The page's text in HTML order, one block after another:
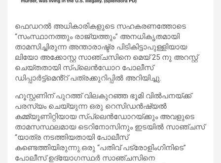
ഫെഡറൽ അധികാരികളുടെ സഹകരണത്തോടെ
“സംസ്ഥാനത്തും രാജ്യത്തും” അനധികൃതമായി
താമസിച്ചിരുന്ന അന്താരാഷ്ട്ര പിടികിട്ടാപുള്ളിയായ
ലിയോ അക്കോസ്റ്റ സാഞ്ചസിനെ മെയ് 25 നു അറസ്റ്റ്
ചെയ്തതായി സ്‌പ്ലെൻഡോറ പോലീസ്
ഡിപ്പാർട്ട്‌മെൻ്റ് പത്രക്കുറിപ്പിൽ അറിയിച്ചു.
ഹൂസ്റ്റണിന് പുറത്ത് വിലകുറഞ്ഞ ഭൂമി വിൽപനയ്ക്ക്
പരസ്യം ചെയ്യുന്ന ഒരു റെസിഡൻഷ്യൽ
കമ്മ്യൂണിറ്റിയായ സ്‌പ്ലെൻഡോറയ്ക്കും അവളുടെ
താമസസ്ഥലമായ ടെറിനോസിനും ഇടയിൽ സാഞ്ചസ്
“യാത്ര നടത്തിയതായി പോലീസ്
കണ്ടെത്തിയിരുന്നു.ഒരു “പതിവ് പട്രോളിംഗിനിടെ”
പോലീസ് ഉദ്യോഗസ്ഥർ സാഞ്ചസിനെ